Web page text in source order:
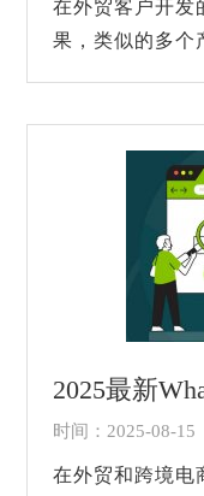
在外贸客户开发
果，类似的多个
2025最新
时间：2025-08-15
在外贸和跨境电